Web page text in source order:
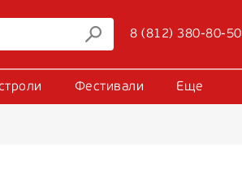
8 (812) 380-80-50
Фестивали Еще